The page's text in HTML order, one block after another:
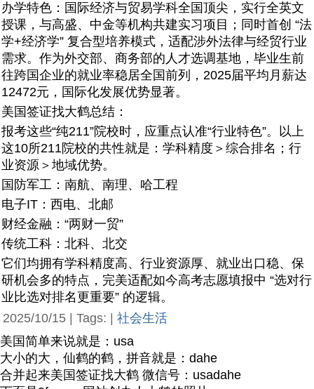
办学特色：国际经济与贸易学科全国顶尖，实行全英文
授课，与高盛、中金等机构共建实习项目；同时首创 “法
学+经济学” 复合型培养模式，适配涉外法律与经贸行业
需求。作为外交部、商务部的人才选调基地，毕业生前
往跨国企业的就业率稳居全国前列，2025届平均月薪达
12472元，国际化发展优势显著。
美国签证找大鹤总结：
报考这些“纯211”院校时，应重点认准“行业特色”。以上
这10所211院校的共性就是：学科精度＞综合排名；行
业资源＞地域优势。
国防军工：南航、南理、哈工程
电子IT：西电、北邮
财经金融：“两财一贸”
传统工科：北科、北交
它们均拥有学科精度高、行业资源厚、就业出口稳、保
研机会多的特点，完美适配如今高考志愿填报中 “选对行
业比选对排名更重要” 的逻辑。
2025/10/15 | Tags: | 社会生活
美国简单来说就是：usa
大小的大，仙鹤的鹤，拼音就是：dahe
合并起来美国签证找大鹤 微信号：usadahe